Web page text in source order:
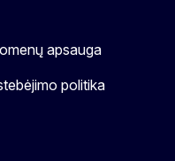
apsauga
politika